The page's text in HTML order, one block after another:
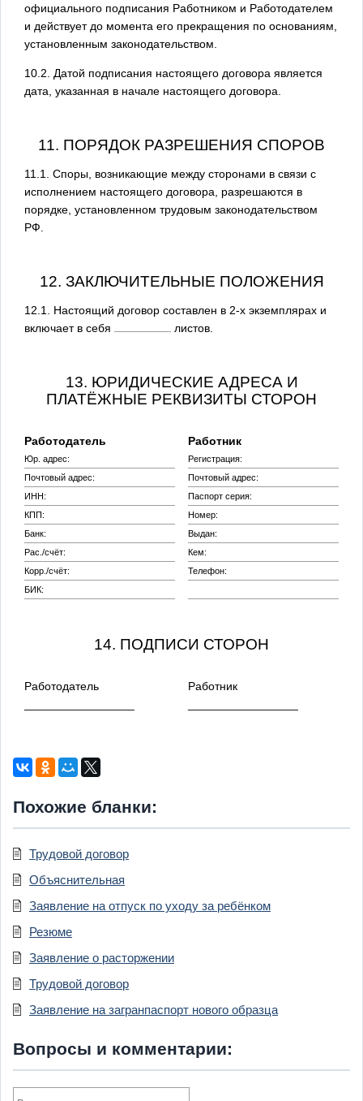
официального подписания Работником и Работодателем
и действует до момента его прекращения по основаниям,
установленным законодательством.
10.2. Датой подписания настоящего договора является
дата, указанная в начале настоящего договора.
11. ПОРЯДОК РАЗРЕШЕНИЯ СПОРОВ
11.1. Споры, возникающие между сторонами в связи с
исполнением настоящего договора, разрешаются в
порядке, установленном трудовым законодательством
РФ.
12. ЗАКЛЮЧИТЕЛЬНЫЕ ПОЛОЖЕНИЯ
12.1. Настоящий договор составлен в 2-х экземплярах и
включает в себя
листов.
13. ЮРИДИЧЕСКИЕ АДРЕСА И
ПЛАТЁЖНЫЕ РЕКВИЗИТЫ СТОРОН
Работодатель
Юр. адрес:
Почтовый адрес:
ИНН:
КПП:
Банк:
Рас./счёт:
Корр./счёт:
БИК:
Работник
Регистрация:
Почтовый адрес:
Паспорт серия:
Номер:
Выдан:
Кем:
Телефон:
14. ПОДПИСИ СТОРОН
Работодатель
Работник
Похожие бланки:
Трудовой договор
Объяснительная
Заявление на отпуск по уходу за ребёнком
Резюме
Заявление о расторжении
Трудовой договор
Заявление на загранпаспорт нового образца
Вопросы и комментарии: